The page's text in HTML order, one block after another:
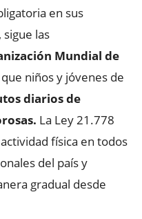
en sus
las
Mundial de
niños y jóvenes de
diarios de
La Ley 21.778
física en todos
del país y
gradual desde